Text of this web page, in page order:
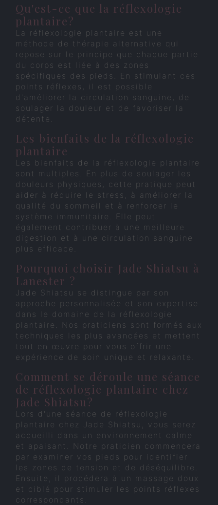
Qu'est-ce que la réflexologie
plantaire?
La réflexologie plantaire est une
méthode de thérapie alternative qui
repose sur le principe que chaque partie
du corps est liée à des zones
spécifiques des pieds. En stimulant ces
points réflexes, il est possible
d'améliorer la circulation sanguine, de
soulager la douleur et de favoriser la
détente.
Les bienfaits de la réflexologie
plantaire
Les bienfaits de la réflexologie plantaire
sont multiples. En plus de soulager les
douleurs physiques, cette pratique peut
aider à réduire le stress, à améliorer la
qualité du sommeil et à renforcer le
système immunitaire. Elle peut
également contribuer à une meilleure
digestion et à une circulation sanguine
plus efficace.
Pourquoi choisir Jade Shiatsu à
Lanester ?
Jade Shiatsu se distingue par son
approche personnalisée et son expertise
dans le domaine de la réflexologie
plantaire. Nos praticiens sont formés aux
techniques les plus avancées et mettent
tout en œuvre pour vous offrir une
expérience de soin unique et relaxante.
Comment se déroule une séance
de réflexologie plantaire chez
Jade Shiatsu?
Lors d'une séance de réflexologie
plantaire chez Jade Shiatsu, vous serez
accueilli dans un environnement calme
et apaisant. Notre praticien commencera
par examiner vos pieds pour identifier
les zones de tension et de déséquilibre.
Ensuite, il procédera à un massage doux
et ciblé pour stimuler les points réflexes
correspondants.